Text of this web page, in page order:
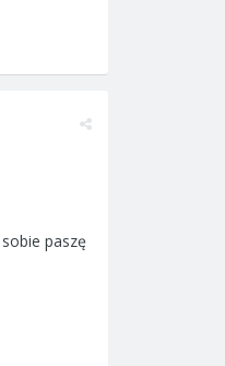
paszę